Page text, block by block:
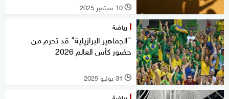
l 10 سبتمبر 2025
رياضة
"الجماهير البرازيلية" قد تحرم من
حضور كأس العالم 2026
l 31 يوليو 2025